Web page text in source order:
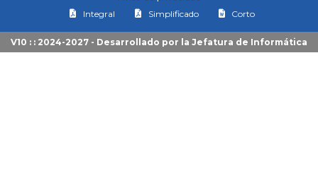
Integral
Simplificado Corto
V10 : : 2024-2027 - Desarrollado por la Jefatura de Informática